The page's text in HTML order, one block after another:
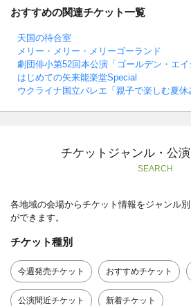
おすすめの関連チケット一覧
天国の待合室
メリー・メリー・メリーゴーランド
劇団俳小第52回本公演「ゴールデン・エイ
はじめての矢来能楽堂Special
ウクライナ国立バレエ「親子で楽しむ夏休
チケットジャンル・公
SEARCH
各地域の会場からチケット情報をジャンル
ができます。
チケット種別
今週発売チケット おすすめチケット
公演間近チケット 新着チケット